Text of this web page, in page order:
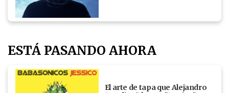
ESTÁ PASANDO AHORA
El arte de tapa que Alejandro